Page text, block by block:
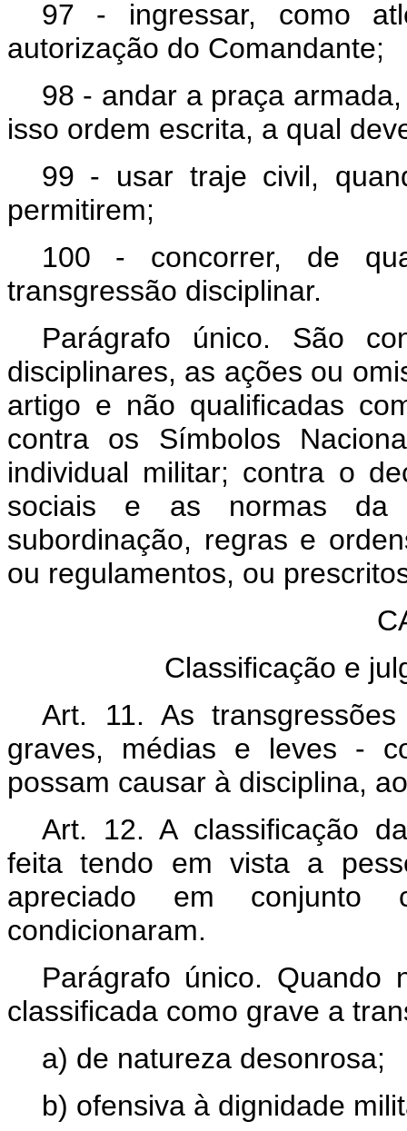
97 - ingressar, como
autorização do Comandante;
98 - andar a praça
isso ordem escrita, a qual
99 - usar traje civil,
permitirem;
100 - concorrer, de
transgressão disciplinar.
Parágrafo único. São
disciplinares, as ações ou
artigo e não qualificadas
contra os Símbolos
individual militar; contra o
sociais e as normas da
subordinação, regras e
ou regulamentos, ou
Classificação e
Art. 11. As
graves, médias e leves -
possam causar à disciplina,
Art. 12. A classificação
feita tendo em vista a
apreciado em
condicionaram.
Parágrafo único. Quando
classificada como grave a
a) de natureza desonrosa;
b) ofensiva à dignidade